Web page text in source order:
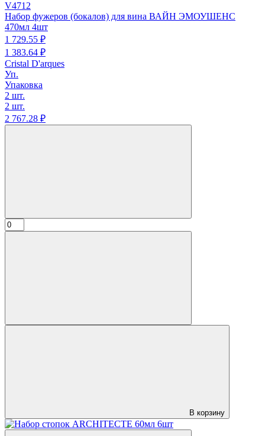
V4712
Набор фужеров (бокалов) для вина ВАЙН ЭМОУШЕНС
470мл 4шт
1 729.55 ₽
1 383.64 ₽
Cristal D'arques
Уп.
Упаковка
2 шт.
2 шт.
2 767.28 ₽
В корзину